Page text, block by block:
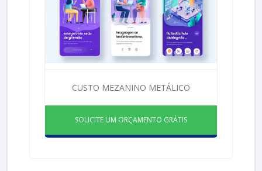
CUSTO MEZANINO METÁLICO
SOLICITE UM ORÇAMENTO GRÁTIS